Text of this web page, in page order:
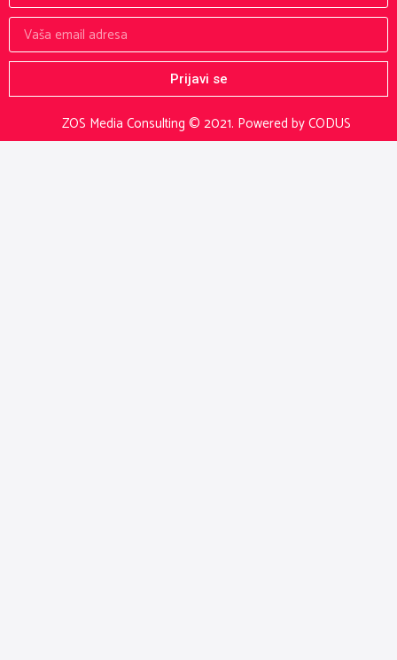
ZOS Media Consulting © 2021. Powered by CODUS
Prijavi se